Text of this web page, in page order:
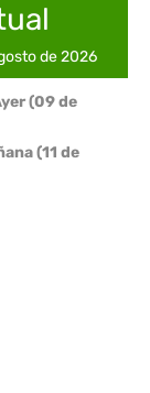
de 2026
(09 de
(11 de